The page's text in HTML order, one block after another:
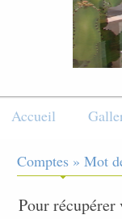
Accueil
Comptes » Mot
Pour